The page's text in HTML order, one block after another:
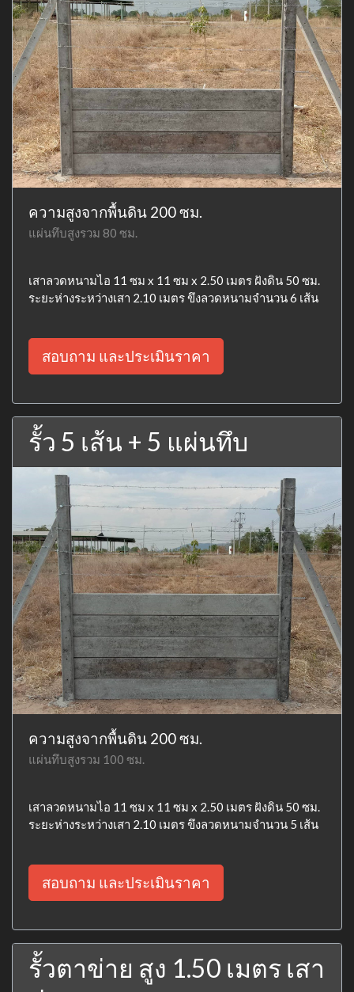
ความสูงจากพื้นดิน 200 ซม.
แผ่นทึบสูงรวม 80 ซม.
เสาลวดหนามไอ 11 ซม x 11 ซม x 2.50 เมตร ฝังดิน 50 ซม.
ระยะห่างระหว่างเสา 2.10 เมตร ขึงลวดหนามจำนวน 6 เส้น
สอบถาม และประเมินราคา
รั้ว 5 เส้น + 5 แผ่นทึบ
ความสูงจากพื้นดิน 200 ซม.
แผ่นทึบสูงรวม 100 ซม.
เสาลวดหนามไอ 11 ซม x 11 ซม x 2.50 เมตร ฝังดิน 50 ซม.
ระยะห่างระหว่างเสา 2.10 เมตร ขึงลวดหนามจำนวน 5 เส้น
สอบถาม และประเมินราคา
รั้วตาข่าย สูง 1.50 เมตร เสา